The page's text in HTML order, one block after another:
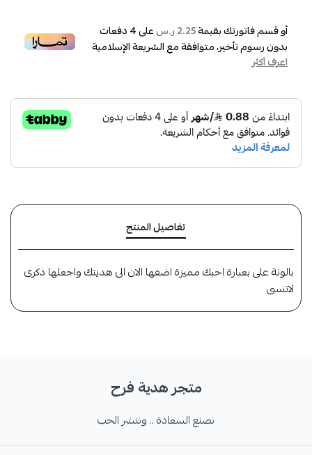
أو قسم فاتورتك بقيمة2.25 ر.س على4دفعات
بدون رسوم تأخير، متوافقة مع الشريعة الإسلامية
اعرف أكثر
تفاصيل المنتج
بالونة على بعبارة احبك مميزة اضفها الان الى هديتك واجعلها ذكرى
لاتنسى
متجر هدية فرح
نصنع السعادة .. وننشر الحب